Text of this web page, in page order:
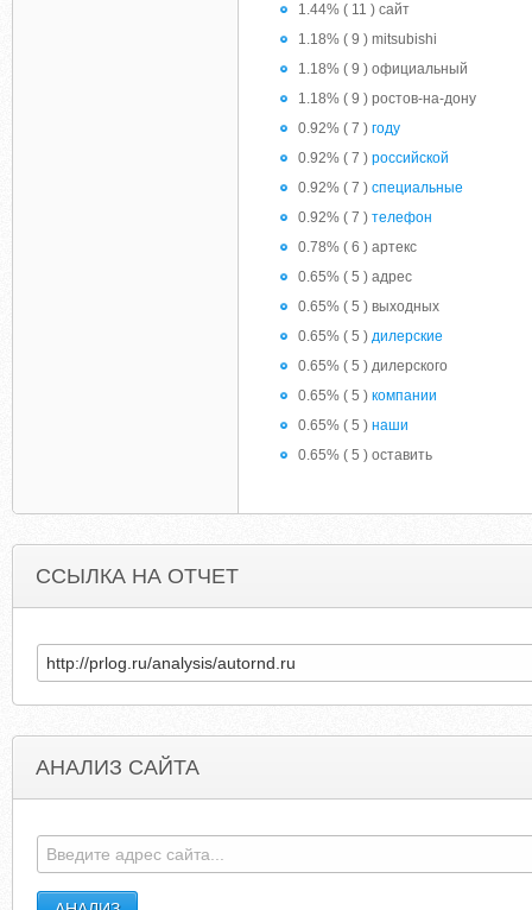
1.44% ( 11 ) сайт
1.18% ( 9 ) mitsubishi
1.18% ( 9 ) официальный
1.18% ( 9 ) ростов-на-дону
0.92% ( 7 ) году
0.92% ( 7 ) российской
0.92% ( 7 ) специальные
0.92% ( 7 ) телефон
0.78% ( 6 ) артекс
0.65% ( 5 ) адрес
0.65% ( 5 ) выходных
0.65% ( 5 ) дилерские
0.65% ( 5 ) дилерского
0.65% ( 5 ) компании
0.65% ( 5 ) наши
0.65% ( 5 ) оставить
ССЫЛКА НА ОТЧЕТ
АНАЛИЗ САЙТА